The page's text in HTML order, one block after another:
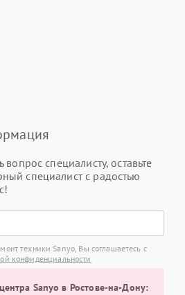
вопрос специалисту, оставьте
специалист с радостью
техники Sanyo, Вы соглашаетесь с
конфиденциальности
Sanyo в Ростове-на-Дону: